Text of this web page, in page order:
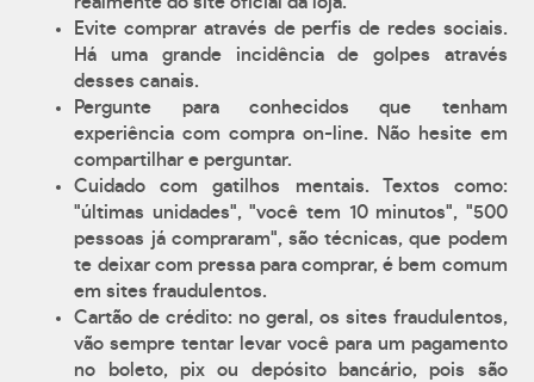
Evite comprar através de perfis de redes sociais.
Há uma grande incidência de golpes através
desses canais.
Pergunte para conhecidos que tenham
experiência com compra on-line. Não hesite em
compartilhar e perguntar.
Cuidado com gatilhos mentais. Textos como:
"últimas unidades", "você tem 10 minutos", "500
pessoas já compraram", são técnicas, que podem
te deixar com pressa para comprar, é bem comum
em sites fraudulentos.
Cartão de crédito: no geral, os sites fraudulentos,
vão sempre tentar levar você para um pagamento
no boleto, pix ou depósito bancário, pois são